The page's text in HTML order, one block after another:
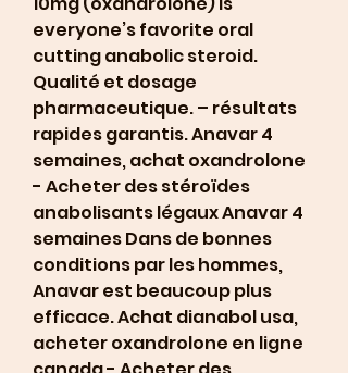
everyone’s favorite oral
cutting anabolic steroid.
Qualité et dosage
pharmaceutique. – résultats
rapides garantis. Anavar 4
semaines, achat oxandrolone
- Acheter des stéroïdes
anabolisants légaux Anavar 4
semaines Dans de bonnes
conditions par les hommes,
Anavar est beaucoup plus
efficace. Achat dianabol usa,
acheter oxandrolone en ligne